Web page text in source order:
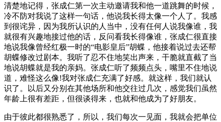
清楚地记得，张成仁第一次主动邀请我和他一道跳舞的时候，
冷不防对我说了这样一句话，他说我长得太像一个人了。我感
到很诧异，因为我所认识的人当中，没有任何人说我像谁，我
就很有兴趣地接过他的话，反问看我长得像谁，张成仁很直接
地说我像曾经红极一时的“电影皇后”胡蝶，他接着说过去还帮
胡蝶修改过剧本。我听了忍不住地笑出声来，干脆就直截了当
地说胡蝶就是我的亲妈。张成仁听了频频点头，嘴里不住地说
道，难怪这么像!我对张成仁充满了好感。就这样，我们就认
识了。以后又分别在其他场所和他交往过几次，感觉我们虽然
年龄上很有差距，但很谈得来，也就和他成为了好朋友。
由于彼此都很熟悉了，所以，我们每次一见面，我就会把单位